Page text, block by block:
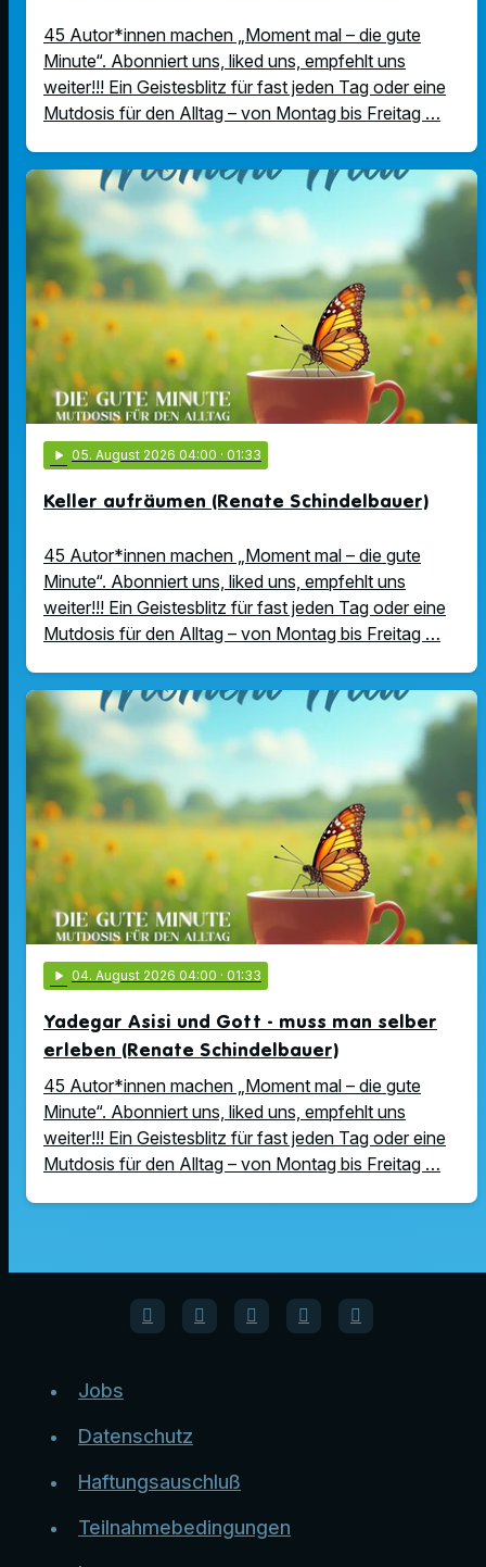
45 Autor*innen machen „Moment mal – die gute
Minute“. Abonniert uns, liked uns, empfehlt uns
weiter!!! Ein Geistesblitz für fast jeden Tag oder eine
Mutdosis für den Alltag – von Montag bis Freitag …
play_arrow 05. August 2026 04:00 · 01:33
Keller aufräumen (Renate Schindelbauer)
45 Autor*innen machen „Moment mal – die gute
Minute“. Abonniert uns, liked uns, empfehlt uns
weiter!!! Ein Geistesblitz für fast jeden Tag oder eine
Mutdosis für den Alltag – von Montag bis Freitag …
play_arrow 04. August 2026 04:00 · 01:33
Yadegar Asisi und Gott - muss man selber
erleben (Renate Schindelbauer)
45 Autor*innen machen „Moment mal – die gute
Minute“. Abonniert uns, liked uns, empfehlt uns
weiter!!! Ein Geistesblitz für fast jeden Tag oder eine
Mutdosis für den Alltag – von Montag bis Freitag …
Jobs
Datenschutz
Haftungsauschluß
Teilnahmebedingungen